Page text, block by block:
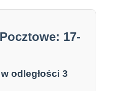
17-
odległości 3